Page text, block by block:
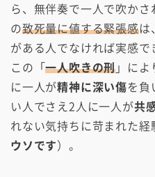
ら、無伴奏で一人で吹か
の致死量に値する緊張感は
がある人でなければ実感で
この「一人吹きの刑 」によ
に一人が精神に深い傷を負
い人でさえ2人に一人が共
れない気持ちに苛まれた
ウソです）。